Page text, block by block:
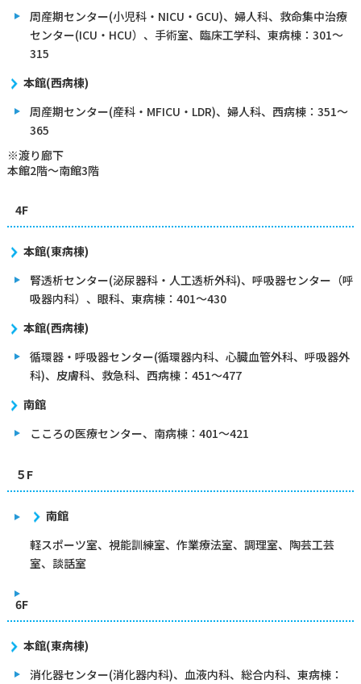
周産期センター(小児科・NICU・GCU)、婦人科、救命集中治療
センター(ICU・HCU）、手術室、臨床工学科、東病棟：301～
315
本館(西病棟)
周産期センター(産科・MFICU・LDR)、婦人科、西病棟：351～
365
※渡り廊下
本館2階～南館3階
4F
本館(東病棟)
腎透析センター(泌尿器科・人工透析外科)、呼吸器センター（呼
吸器内科）、眼科、東病棟：401～430
本館(西病棟)
循環器・呼吸器センター(循環器内科、心臓血管外科、呼吸器外
科)、皮膚科、救急科、西病棟：451～477
南館
こころの医療センター、南病棟：401～421
５F
南館
軽スポーツ室、視能訓練室、作業療法室、調理室、陶芸工芸
室、談話室
6F
本館(東病棟)
消化器センター(消化器内科)、血液内科、総合内科、東病棟：